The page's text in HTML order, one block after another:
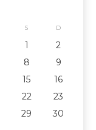
S D
1
2
8
9
15
16
22
23
29
30